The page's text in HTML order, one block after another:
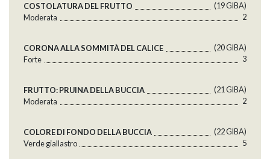
COSTOLATURA DEL FRUTTO
(19 GlBA)
Moderata
2
CORONA ALLA SOMMITÀ DEL CALICE
(20 GlBA)
Forte
3
FRUTTO: PRUINA DELLA BUCCIA
(21 GlBA)
Moderata
2
COLORE DI FONDO DELLA BUCCIA
(22 GlBA)
Verde giallastro
5